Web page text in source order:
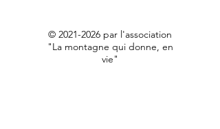
© 2021-2026 par l'association
"La montagne qui donne, en
vie"